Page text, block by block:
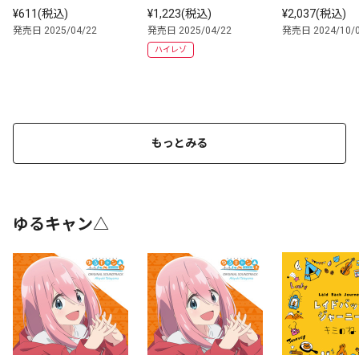
¥611(税込)
発売日 2025/04/22
¥1,223(税込)
発売日 2025/04/22
ハイレゾ
¥2,037(税込)
発売日 2024/10/
もっとみる
ゆるキャン△